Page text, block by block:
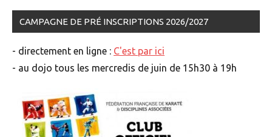
CAMPAGNE DE PRÉ INSCRIPTIONS 2026/2027
- directement en ligne : C'est par ici
- au dojo tous les mercredis de juin de 15h30 à 19h